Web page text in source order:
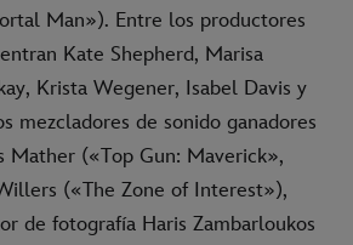
Man»). Entre los productores
Kate Shepherd, Marisa
Krista Wegener, Isabel Davis y
mezcladores de sonido ganadores
Mather («Top Gun: Maverick»,
(«The Zone of Interest»),
de fotografía Haris Zambarloukos